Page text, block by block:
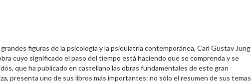
figuras de la psicología y la psiquiatría contemporánea, Carl Gustav Jung
cuyo significado el paso del tiempo está haciendo que se comprenda y se
que ha publicado en castellano las obras fundamentales de este gran
presenta uno de sus libros más importantes: no sólo el resumen de sus temas